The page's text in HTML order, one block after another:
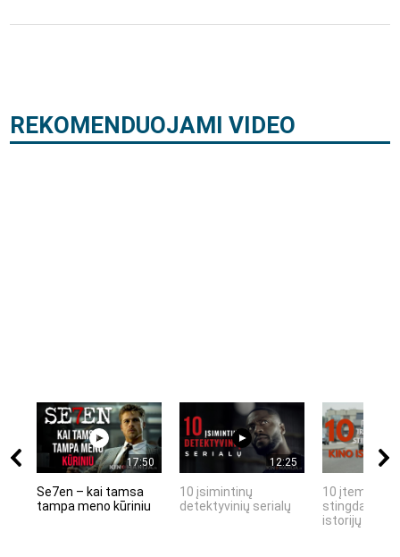
REKOMENDUOJAMI VIDEO
17:50
Se7en – kai tamsa
tampa meno kūriniu
12:25
10 įsimintinų
detektyvinių serialų
10 įtemptų,
stingdančių
istorijų